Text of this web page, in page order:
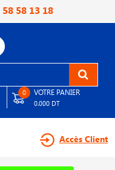
58 58 13 18
0 VOTRE PANIER
0.000 DT
Accès Client